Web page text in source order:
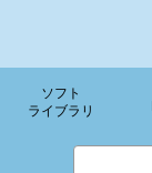
ソフト
ライブラリ